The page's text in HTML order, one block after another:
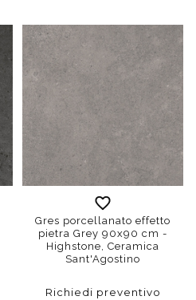
Gres porcellanato effetto
pietra Grey 90x90 cm -
Highstone, Ceramica
Sant'Agostino
Richiedi preventivo